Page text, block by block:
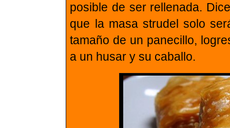
posible de ser rellenada.
que la masa strudel solo
tamaño de un panecillo,
a un husar y su caballo.